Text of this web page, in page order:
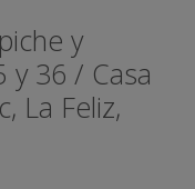
y
y 36 / Casa
La Feliz,